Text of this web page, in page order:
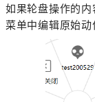
如果轮盘操作的
菜单中编辑原始动